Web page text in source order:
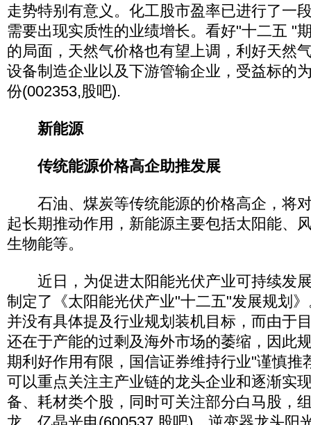
走势特别有意义。化工股市盈率已进行了一
需要出现实质性的业绩增长。看好"十二五 "
的局面，天然气价格也有望上调，利好天然
设备制造企业以及下游管输企业，受益标的
份(002353,股吧).
新能源
传统能源价格高企助推发展
石油、煤炭等传统能源的价格高企，将
起长期推动作用，新能源主要包括太阳能、
生物能等。
近日，为促进太阳能光伏产业可持续发
制定了《太阳能光伏产业"十二五"发展规划
并没有具体提及行业规划装机目标，而由于
还在于产能的过剩及海外市场的萎缩，因此
期利好作用有限，国信证券维持行业"谨慎推
可以重点关注主产业链的龙头企业和逐渐实
备、耗材类个股，同时可关注部分白马股，